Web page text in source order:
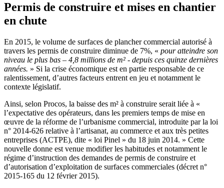
Permis de construire et mises en chantier
en chute
En 2015, le volume de surfaces de plancher commercial autorisé à
travers les permis de construire diminue de 7%, « pour atteindre son
niveau le plus bas – 4,8 millions de m² - depuis ces quinze dernières
années. » Si la crise économique est en partie responsable de ce
ralentissement, d’autres facteurs entrent en jeu et notamment le
contexte législatif.
Ainsi, selon Procos, la baisse des m² à construire serait liée à «
l’expectative des opérateurs, dans les premiers temps de mise en
œuvre de la réforme de l’urbanisme commercial, introduite par la loi
n° 2014-626 relative à l’artisanat, au commerce et aux très petites
entreprises (ACTPE), dite « loi Pinel » du 18 juin 2014. » Cette
nouvelle donne est venue modifier les habitudes et notamment le
régime d’instruction des demandes de permis de construire et
d’autorisation d’exploitation de surfaces commerciales (décret n°
2015-165 du 12 février 2015).